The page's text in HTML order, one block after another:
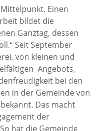
Einen
bildet die
Ganztag, dessen
Seit September
von kleinen und
Angebots,
bei den
in der Gemeinde von
Das macht
der
hat die Gemeinde